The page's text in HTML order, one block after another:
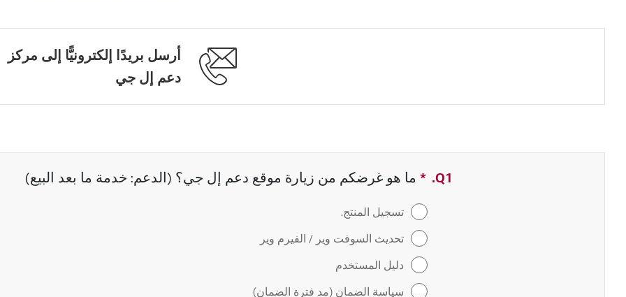
أرسل بريدًا إلكترونيًّا إلى مركز
دعم إل جي
Q1.
* حقل مطلوب
ما هو غرضكم من زيارة موقع دعم إل جي؟ (الدعم: خدمة ما بعد البيع)
تسجيل المنتج.
تحديث السوفت وير / الفيرم وير
دليل المستخدم
سياسة الضمان (مد فترة الضمان)